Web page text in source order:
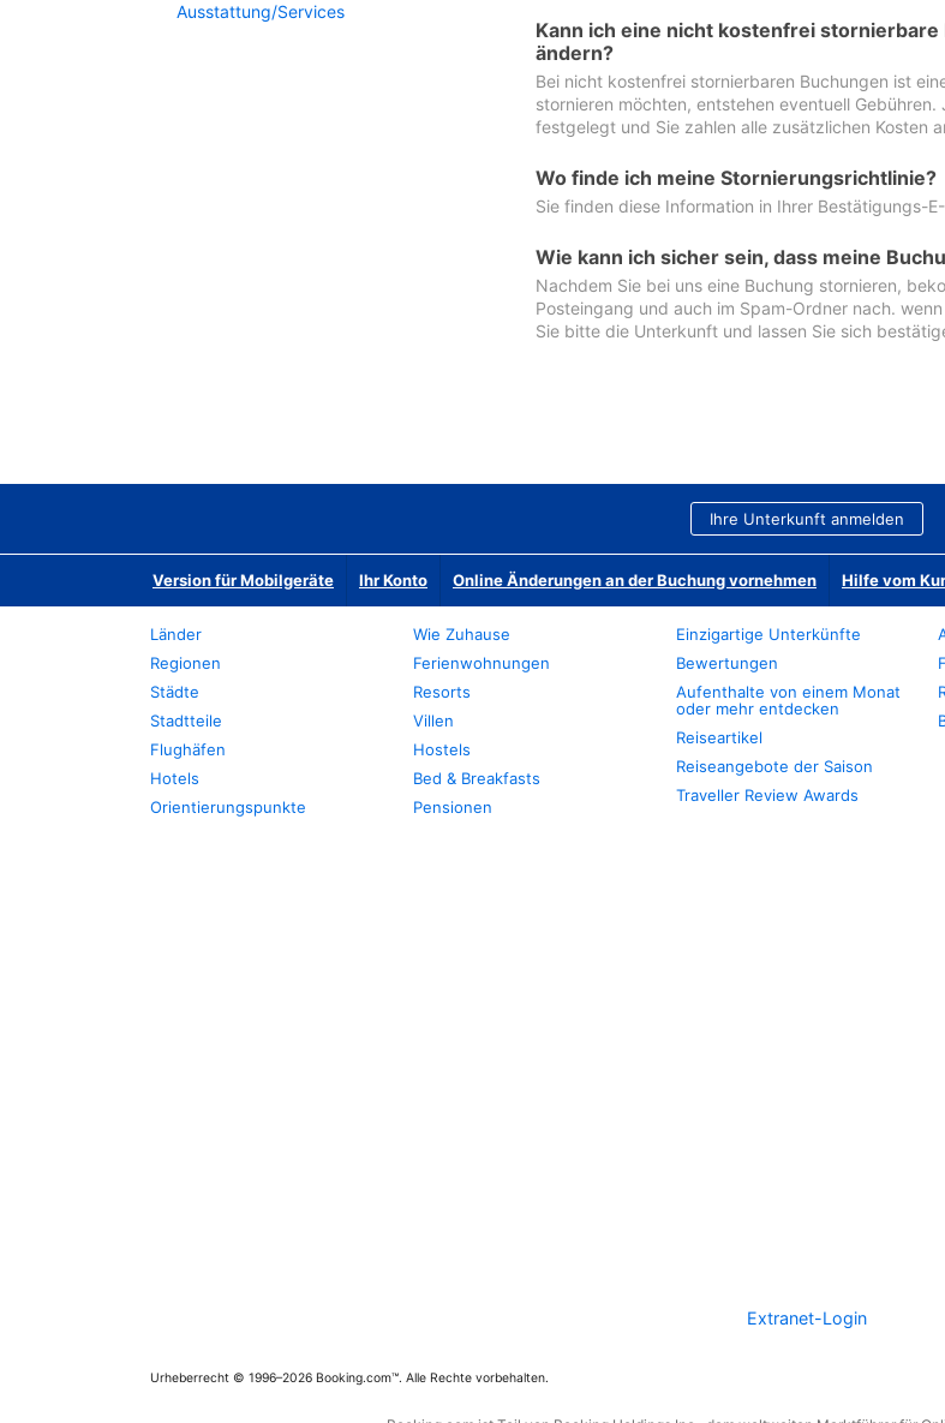
Ausstattung/Services
Kann ich eine nicht kostenfrei
ändern?
Bei nicht kostenfrei stornierbaren Buchungen ist
stornieren möchten, entstehen eventuell
festgelegt und Sie zahlen alle zusätzlichen Kosten
Wo finde ich meine Stornierungsrichtlinie?
Sie finden diese Information in Ihrer Bestätigungs-
Wie kann ich sicher sein, dass meine
Nachdem Sie bei uns eine Buchung stornieren,
Posteingang und auch im Spam-Ordner nach.
Sie bitte die Unterkunft und lassen Sie sich
Ihre Unterkunft anmelden
Version für Mobilgeräte Ihr Konto Online Änderungen an der Buchung vornehmen Hilfe vom
Länder
Regionen
Städte
Stadtteile
Flughäfen
Hotels
Orientierungspunkte
Wie Zuhause
Ferienwohnungen
Resorts
Villen
Hostels
Bed & Breakfasts
Pensionen
Einzigartige Unterkünfte
Bewertungen
Aufenthalte von einem Monat
oder mehr entdecken
Reiseartikel
Reiseangebote der Saison
Traveller Review Awards
Extranet-Login
Urheberrecht © 1996–2026 Booking.com™. Alle Rechte vorbehalten.